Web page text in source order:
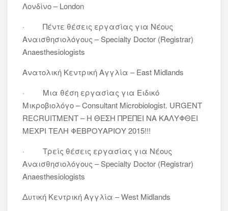
Λονδίνο – London
· Πέντε θέσεις εργασίας για Νέους
Αναισθησιολόγους – Specialty Doctor (Registrar)
Anaesthesiologists
Ανατολική Κεντρική Αγγλία – East Midlands
· Μια θέση εργασίας για Ειδικό
Μικροβιολόγο – Consultant Microbiologist. URGENT
RECRUITMENT – Η ΘΕΣΗ ΠΡΕΠΕΙ ΝΑ ΚΑΛΥΦΘΕΙ
ΜΕΧΡΙ ΤΕΛΗ ΦΕΒΡΟΥΑΡΙΟΥ 2015!!!
· Τρείς θέσεις εργασίας για Νέους
Αναισθησιολόγους – Specialty Doctor (Registrar)
Anaesthesiologists
Δυτική Κεντρική Αγγλία – West Midlands